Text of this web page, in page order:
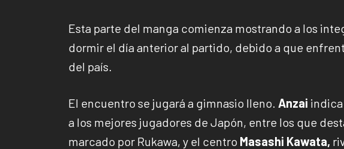
Esta parte del manga comienza mostrando a los
dormir el día anterior al partido, debido a que
del país.
El encuentro se jugará a gimnasio lleno. Anzai
a los mejores jugadores de Japón, entre los que
marcado por Rukawa, y el centro Masashi Kawata,